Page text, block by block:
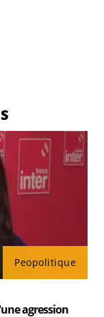
Peopolitique
agression